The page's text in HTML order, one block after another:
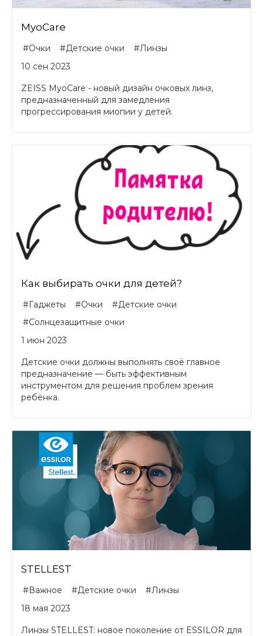
MyoCare
#Очки #Детские очки
#Линзы
10 сен 2023
ZEISS MyoCare - новый дизайн очковых линз,
предназначенный для замедления
прогрессирования миопии у детей.
Как выбирать очки для детей?
#Гаджеты #Очки
#Детские очки
#Солнцезащитные очки
1 июн 2023
Детские очки должны выполнять своё главное
предназначение — быть эффективным
инструментом для решения проблем зрения
ребёнка.
STELLEST
#Важное #Детские очки
#Линзы
18 мая 2023
Линзы STELLEST: новое поколение от ESSILOR для